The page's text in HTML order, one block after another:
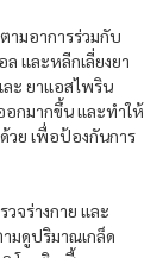
ามอาการร่วมกับ
เเละหลีกเลี่ยงยา
ะ ยาเเอสไพริน
กมากขึ้น เเละทำให้
วย เพื่อป้องกันการ
ร่างกาย เเละ
ามดูปริมาณเกล็ด